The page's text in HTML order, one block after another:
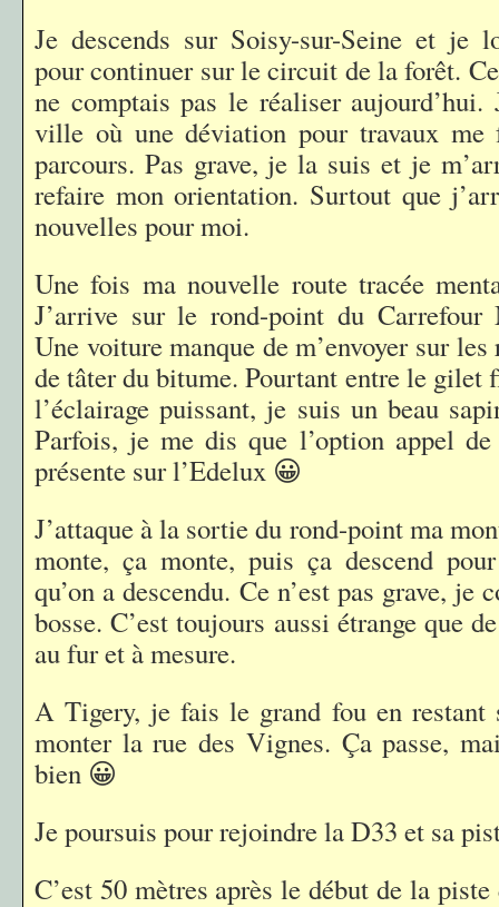
Je descends sur Soisy-sur-Seine et je
pour continuer sur le circuit de la forêt.
ne comptais pas le réaliser aujourd’hui.
ville où une déviation pour travaux me
parcours. Pas grave, je la suis et je
refaire mon orientation. Surtout que
nouvelles pour moi.
Une fois ma nouvelle route tracée
J’arrive sur le rond-point du Carrefour
Une voiture manque de m’envoyer sur
de tâter du bitume. Pourtant entre le gilet
l’éclairage puissant, je suis un beau
Parfois, je me dis que l’option appel
présente sur l’Edelux 😀
J’attaque à la sortie du rond-point ma
monte, ça monte, puis ça descend
qu’on a descendu. Ce n’est pas grave, je
bosse. C’est toujours aussi étrange que
au fur et à mesure.
A Tigery, je fais le grand fou en restant
monter la rue des Vignes. Ça passe,
bien 😀
Je poursuis pour rejoindre la D33 et sa
C’est 50 mètres après le début de la